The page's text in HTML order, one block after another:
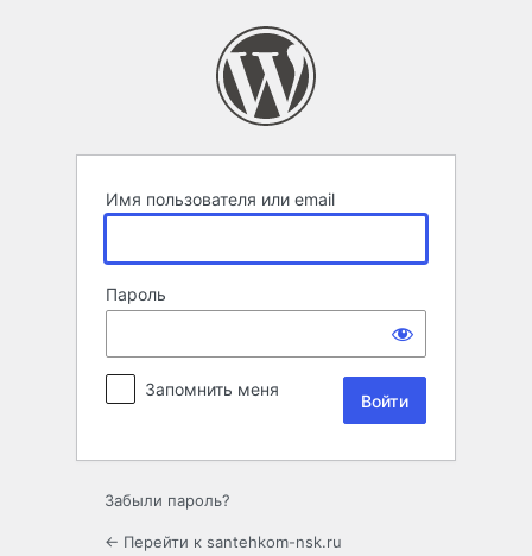
Имя пользователя или email
Пароль
Запомнить меня
Забыли пароль?
← Перейти к santehkom-nsk.ru